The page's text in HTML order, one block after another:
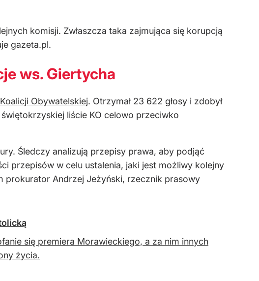
komisji. Zwłaszcza taka zajmująca się korupcją
gazeta.pl.
ws. Giertycha
Obywatelskiej. Otrzymał 23 622 głosy i zdobył
świętokrzyskiej liście KO celowo przeciwko
Śledczy analizują przepisy prawa, aby podjąć
przepisów w celu ustalenia, jaki jest możliwy kolejny
prokurator Andrzej Jeżyński, rzecznik prasowy
się premiera Morawieckiego, a za nim innych
życia.